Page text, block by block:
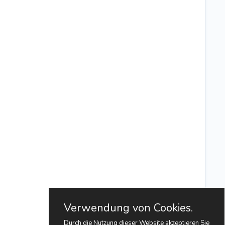
Verwendung von Cookies.
Durch die Nutzung dieser Website akzeptieren Sie